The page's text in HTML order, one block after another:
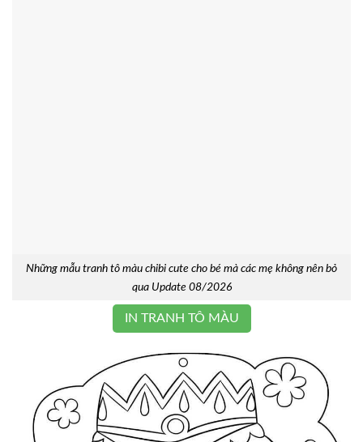
Những mẫu tranh tô màu chibi cute cho bé mà các mẹ không nên bỏ
qua Update 08/2026
IN TRANH TÔ MÀU